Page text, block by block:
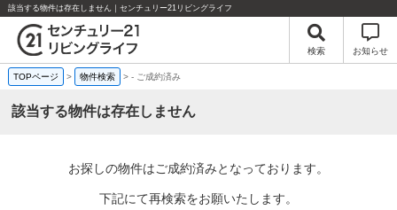
該当する物件は存在しません｜センチュリー21リビングライフ
検索 お知らせ
TOPページ > 物件検索 >- ご成約済み
該当する物件は存在しません
お探しの物件はご成約済みとなっております。
下記にて再検索をお願いたします。